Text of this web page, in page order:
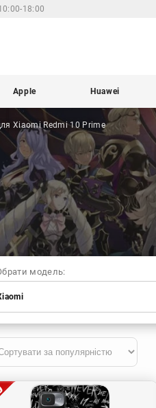
18:00
Apple Huawei
Xiaomi Redmi 10 Prime
модель: